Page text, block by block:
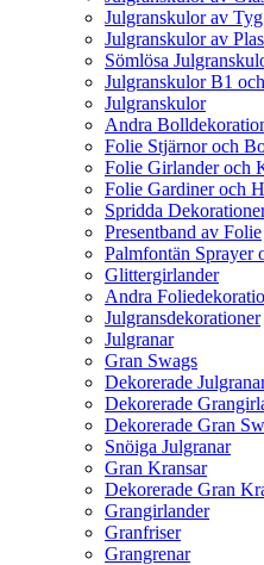
Julgranskulor av Tyg
Julgranskulor av
Sömlösa
Julgranskulor B1
Julgranskulor
Andra
Folie Stjärnor och
Folie Girlander och
Folie Gardiner och
Spridda
Presentband av Folie
Palmfontän Sprayer
Glittergirlander
Andra
Julgransdekorationer
Julgranar
Gran Swags
Dekorerade
Dekorerade
Dekorerade Gran
Snöiga Julgranar
Gran Kransar
Dekorerade Gran
Grangirlander
Granfriser
Grangrenar